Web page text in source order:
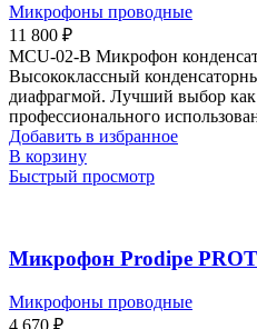
Микрофоны проводные
11 800 ₽
MCU-02-B Микрофон
Высококлассный
диафрагмой. Лучший выбор
профессионального
Добавить в избранное
В корзину
Быстрый просмотр
Микрофон Prodipe
Микрофоны проводные